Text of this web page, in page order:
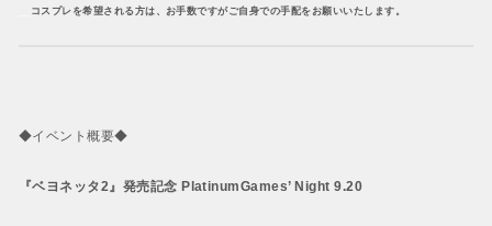
コスプレを希望される方は、お手数ですがご自身での手配をお願いいたします。
◆イベント概要◆
『ベヨネッタ2』発売記念 PlatinumGames’ Night 9.20